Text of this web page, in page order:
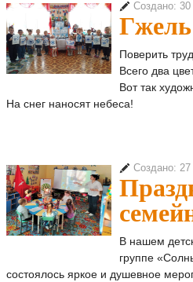
Создано: 30
Гжель
Поверить
Всего два
Вот так
На снег наносят небеса!
Создано: 27
В нашем
группе
состоялось яркое и душевное